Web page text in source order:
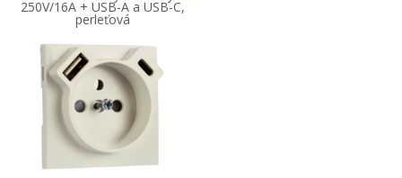
250V/16A + USB-A a USB-C,
perleťová